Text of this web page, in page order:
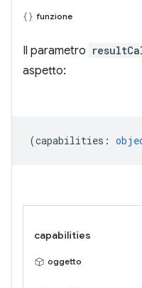
funzione
Il parametro
aspetto:
(capabilities :
capabilities
oggetto